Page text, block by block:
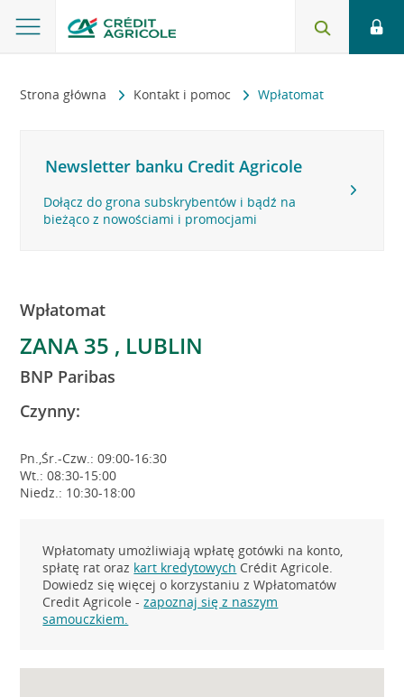
Strona główna Kontakt i pomoc Wpłatomat
Newsletter banku Credit Agricole
Dołącz do grona subskrybentów i bądź na
bieżąco z nowościami i promocjami
Wpłatomat
ZANA 35 , LUBLIN
BNP Paribas
Czynny:
Pn.,Śr.-Czw.: 09:00-16:30
Wt.: 08:30-15:00
Niedz.: 10:30-18:00
Wpłatomaty umożliwiają wpłatę gotówki na konto,
spłatę rat oraz kart kredytowych Crédit Agricole.
Dowiedz się więcej o korzystaniu z Wpłatomatów
Credit Agricole -zapoznaj się z naszym
samouczkiem.